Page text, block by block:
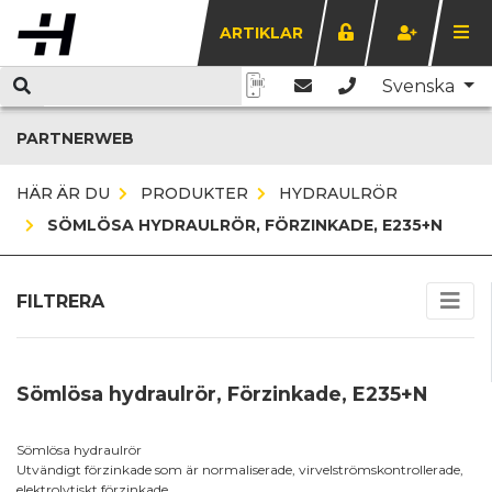
ARTIKLAR
Svenska
PARTNERWEB
HÄR ÄR DU PRODUKTER
HYDRAULRÖR
SÖMLÖSA HYDRAULRÖR, FÖRZINKADE, E235+N
FILTRERA
Sömlösa hydraulrör, Förzinkade, E235+N
Sömlösa hydraulrör
Utvändigt förzinkade som är normaliserade, virvelströmskontrollerade,